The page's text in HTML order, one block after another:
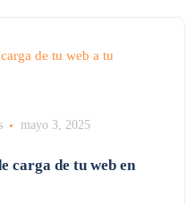
mayo 3, 2025
carga de tu web en